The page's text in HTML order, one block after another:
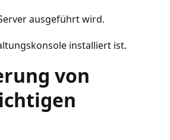
ausgeführt wird.
installiert ist.
von